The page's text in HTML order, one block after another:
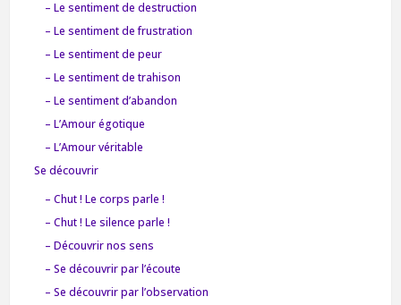
– Le sentiment de destruction
– Le sentiment de frustration
– Le sentiment de peur
– Le sentiment de trahison
– Le sentiment d’abandon
– L’Amour égotique
– L’Amour véritable
Se découvrir
– Chut ! Le corps parle !
– Chut ! Le silence parle !
– Découvrir nos sens
– Se découvrir par l’écoute
– Se découvrir par l’observation